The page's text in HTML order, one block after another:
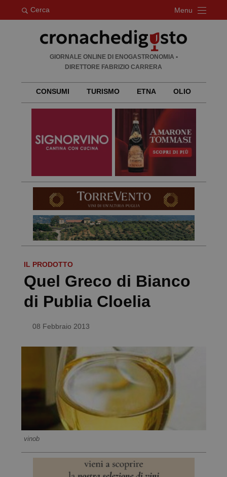
Cerca Menu
per:
GIORNALE ONLINE DI ENOGASTRONOMIA •
DIRETTORE FABRIZIO CARRERA
CONSUMI TURISMO ETNA OLIO
IL PRODOTTO
Quel Greco di Bianco
di Publia Cloelia
08 Febbraio 2013
vinob